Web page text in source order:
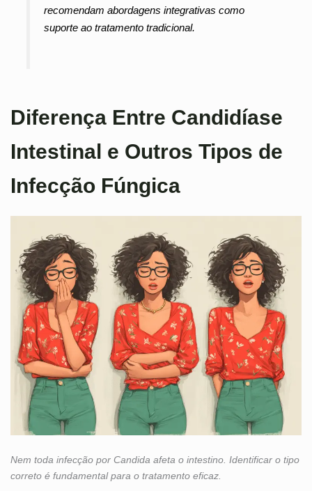
recomendam abordagens integrativas como
suporte ao tratamento tradicional.
Diferença Entre Candidíase
Intestinal e Outros Tipos de
Infecção Fúngica
Nem toda infecção por Candida afeta o intestino. Identificar o tipo
correto é fundamental para o tratamento eficaz.